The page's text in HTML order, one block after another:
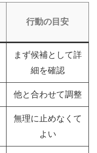
行動の目安
まず候補として詳
細を確認
他と合わせて調整
無理に止めなくて
よい